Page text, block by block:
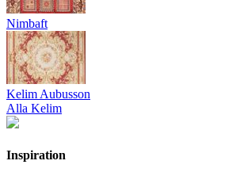
Nimbaft
Kelim Aubusson
Alla Kelim
Inspiration